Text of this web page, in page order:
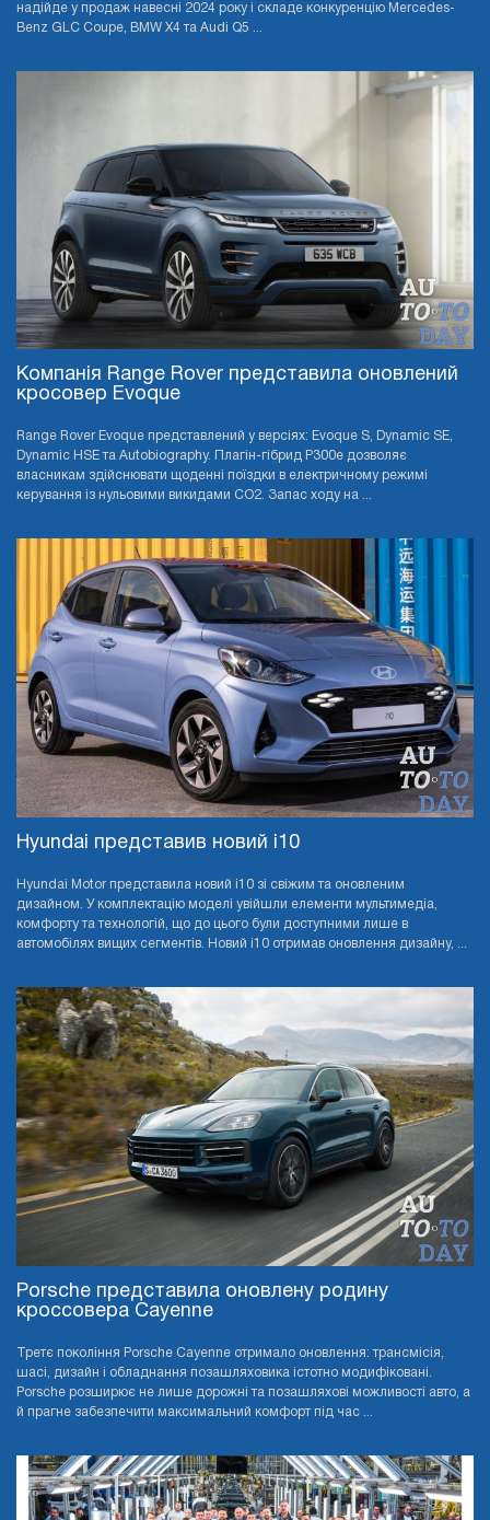
надійде у продаж навесні 2024 року і складе конкуренцію Mercedes-
Benz GLC Coupe, BMW X4 та Audi Q5 ...
Компанія Range Rover представила оновлений
кросовер Evoque
Range Rover Evoque представлений у версіях: Evoque S, Dynamic SE,
Dynamic HSE та Autobiography. Плагін-гібрид P300e дозволяє
власникам здійснювати щоденні поїздки в електричному режимі
керування із нульовими викидами CO2. Запас ходу на ...
Hyundai представив новий i10
Hyundai Motor представила новий i10 зі свіжим та оновленим
дизайном. У комплектацію моделі увійшли елементи мультимедіа,
комфорту та технологій, що до цього були доступними лише в
автомобілях вищих сегментів. Новий i10 отримав оновлення дизайну, ...
Porsche представила оновлену родину
кроссовера Cayenne
Третє покоління Porsche Cayenne отримало оновлення: трансмісія,
шасі, дизайн і обладнання позашляховика істотно модифіковані.
Porsche розширює не лише дорожні та позашляхові можливості авто, а
й прагне забезпечити максимальний комфорт під час ...